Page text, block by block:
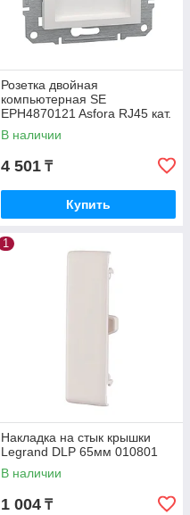
Розетка двойная
компьютерная SE
EPH4870121 Asfora RJ45 кат.
6 механизм белый
EPH4870121
В наличии
4 501 ₸
Купить
1
Накладка на стык крышки
Legrand DLP 65мм 010801
В наличии
1 004 ₸